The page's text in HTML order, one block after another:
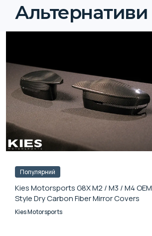
Альтернативи
Популярний
Kies Motorsports G8X M2 / M3 / M4 OEM
Style Dry Carbon Fiber Mirror Covers
Kies Motorsports